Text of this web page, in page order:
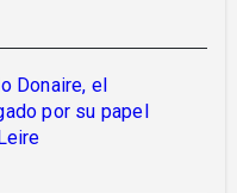
Donaire, el
por su papel